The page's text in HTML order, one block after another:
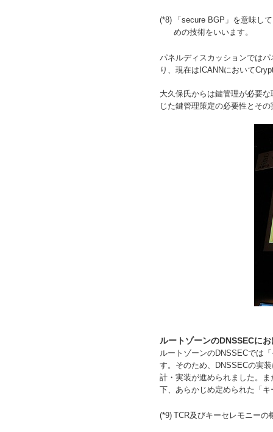
(*8)
「secure BGP」を意味し
めの技術をいいます。
パネルディスカッションでは
り、現在はICANNにおいて
大久保氏からは鍵管理が必要
じた鍵管理策定の必要性とそ
ルートゾーンのDNSSECに
ルートゾーンのDNSSECでは
す。そのため、DNSSECの実
計・実装が進められました。
下、あらかじめ定められた「
(*9) TCR及びキーセレモニーの